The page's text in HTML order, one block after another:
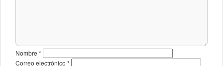
Nombre *
Correo electrónico *